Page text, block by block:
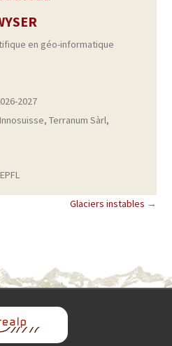
en géo-informatique
2027
Terranum Sàrl,
Glaciers instables →